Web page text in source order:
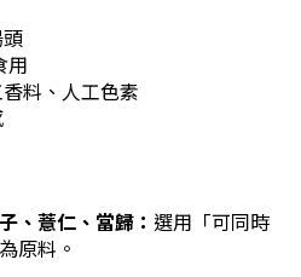
用
料、人工色素
、薏仁、當歸 ： 選用 「可同時
原料。